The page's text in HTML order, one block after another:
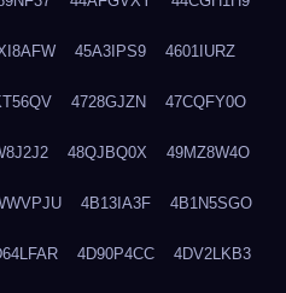
45A3IPS9 4601IURZ
4728GJZN 47CQFY0O
48QJBQ0X 49MZ8W4O
4B13IA3F 4B1N5SGO
4D90P4CC 4DV2LKB3